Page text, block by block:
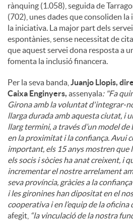
rànquing (1.058), seguida de
(702), unes dades que consoliden
la iniciativa. La major part dels
espontànies, sense necessitat de
que aquest servei dona resposta a
fomenta la inclusió financera.
Per la seva banda, Juanjo Llopis,
Caixa Enginyers, assenyala: "Fa
Girona amb la voluntat d'integrar-
llarga durada amb aquesta ciutat, i
llarg termini, a través d’un model
en la proximitat i la confiança. Avui
important, els 15 anys mostren que
els socis i sòcies ha anat creixent, i
incrementar el nostre arrelament
seva província, gràcies a la
i les gironines han dipositat en el
cooperativa i en l’equip de la oficina
afegit, “la vinculació de la nostra